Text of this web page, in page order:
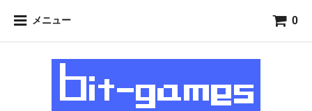
メニュー 0